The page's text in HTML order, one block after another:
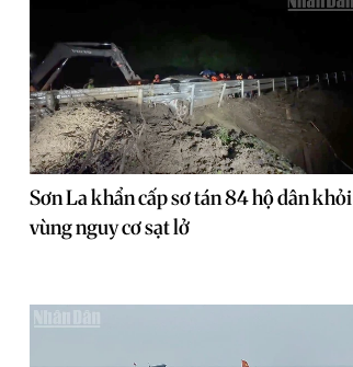
Sơn La khẩn cấp sơ tán 84 hộ dân khỏi
vùng nguy cơ sạt lở